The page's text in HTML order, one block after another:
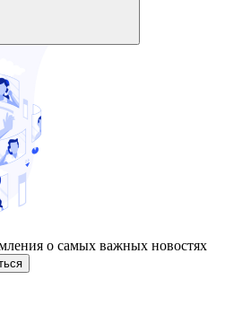
о самых важных новостях